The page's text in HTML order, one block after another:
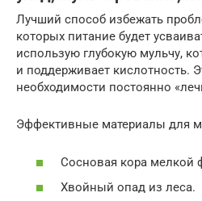
Лучший способ избежать
которых питание будет
использую глубокую мульчу,
и поддерживает кислотность.
необходимости постоянно
Эффективные материалы для
Сосновая кора мелкой
Хвойный опад из леса.